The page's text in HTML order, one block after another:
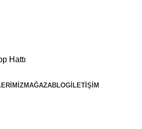
Hattı
MAĞAZABLOG İLETIŞIM